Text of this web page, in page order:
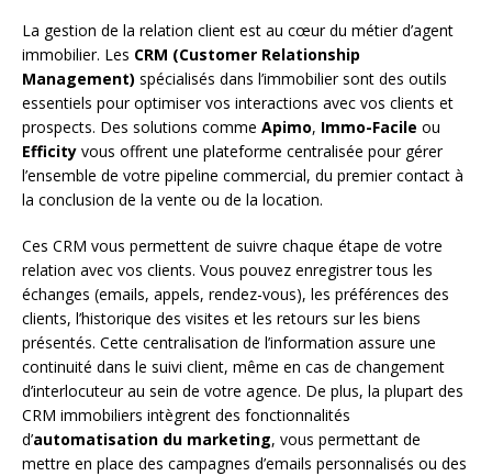
La gestion de la relation client est au cœur du métier d’agent
immobilier. Les CRM (Customer Relationship
Management) spécialisés dans l’immobilier sont des outils
essentiels pour optimiser vos interactions avec vos clients et
prospects. Des solutions comme Apimo, Immo-Facile ou
Efficity vous offrent une plateforme centralisée pour gérer
l’ensemble de votre pipeline commercial, du premier contact à
la conclusion de la vente ou de la location.
Ces CRM vous permettent de suivre chaque étape de votre
relation avec vos clients. Vous pouvez enregistrer tous les
échanges (emails, appels, rendez-vous), les préférences des
clients, l’historique des visites et les retours sur les biens
présentés. Cette centralisation de l’information assure une
continuité dans le suivi client, même en cas de changement
d’interlocuteur au sein de votre agence. De plus, la plupart des
CRM immobiliers intègrent des fonctionnalités
d’automatisation du marketing, vous permettant de
mettre en place des campagnes d’emails personnalisés ou des